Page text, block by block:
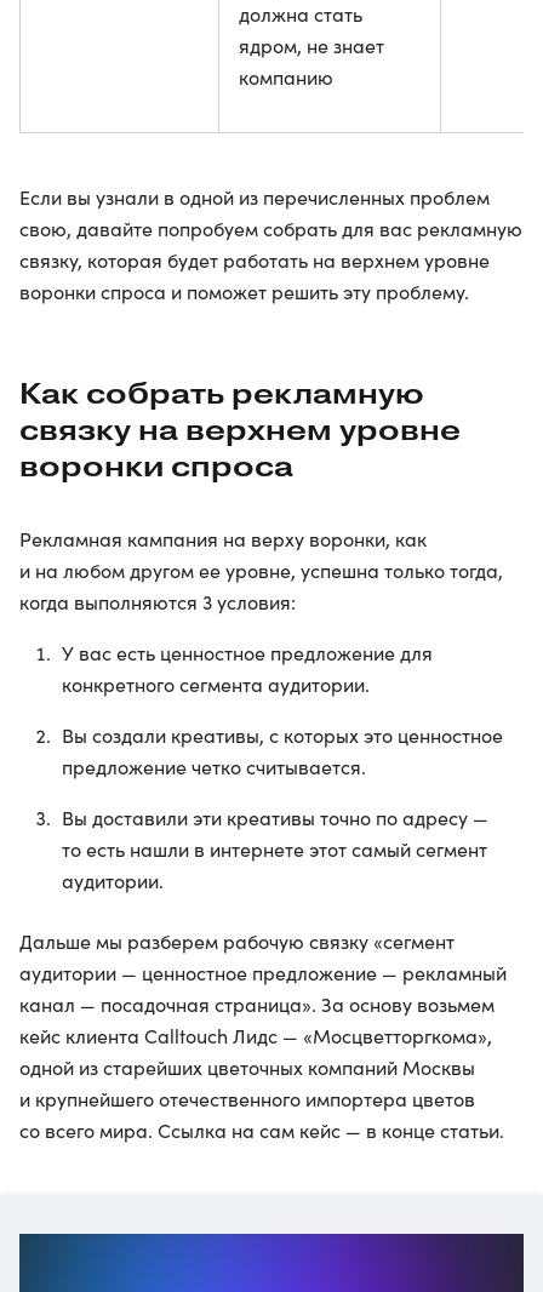
должна стать
ядром, не знает
компанию
Если вы узнали в одной из перечисленных проблем
свою, давайте попробуем собрать для вас рекламную
связку, которая будет работать на верхнем уровне
воронки спроса и поможет решить эту проблему.
Как собрать рекламную
связку на верхнем уровне
воронки спроса
Рекламная кампания на верху воронки, как
и на любом другом ее уровне, успешна только тогда,
когда выполняются 3 условия:
У вас есть ценностное предложение для
конкретного сегмента аудитории.
Вы создали креативы, с которых это ценностное
предложение четко считывается.
Вы доставили эти креативы точно по адресу —
то есть нашли в интернете этот самый сегмент
аудитории.
Дальше мы разберем рабочую связку «сегмент
аудитории — ценностное предложение — рекламный
канал — посадочная страница». За основу возьмем
кейс клиента Calltouch Лидс — «Мосцветторгкома»,
одной из старейших цветочных компаний Москвы
и крупнейшего отечественного импортера цветов
со всего мира. Ссылка на сам кейс — в конце статьи.